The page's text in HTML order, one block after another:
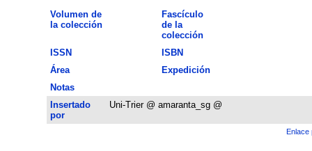
Volumen de
la colección
Fascículo
de la
colección
ISSN
ISBN
Área
Expedición
Notas
Insertado
por
Uni-Trier @ amaranta_sg @
Enlace